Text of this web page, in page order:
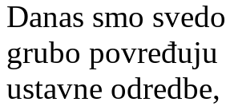
Danas smo
grubo
ustavne